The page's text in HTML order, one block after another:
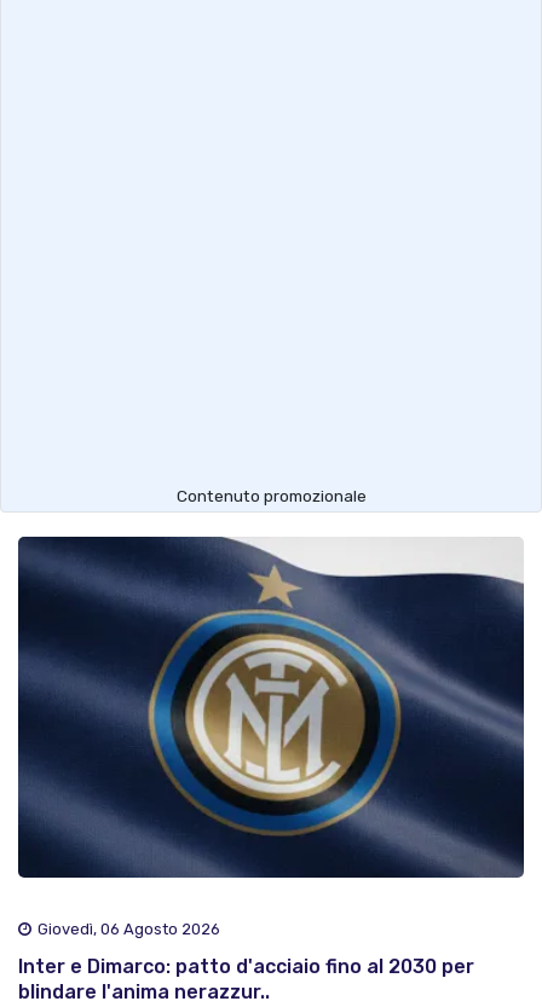
Contenuto promozionale
Giovedì, 06 Agosto 2026
Inter e Dimarco: patto d'acciaio fino al 2030 per
blindare l'anima nerazzur..